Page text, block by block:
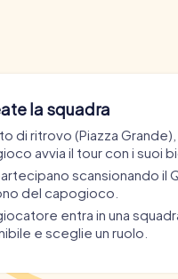
la squadra
di ritrovo (Piazza Grande),
avvia il tour con i suoi
scansionando il
del capogioco.
entra in una
e sceglie un ruolo.